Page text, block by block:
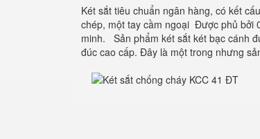
Két sắt tiêu chuẩn ngân hàng, có kết
chép, một tay cầm ngoại Được phủ bởi
minh. Sản phẩm két sắt két bạc cánh
đúc cao cấp. Đây là một trong nhưng